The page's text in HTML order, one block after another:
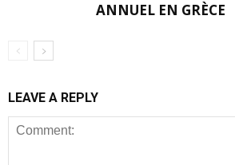
ANNUEL EN GRÈCE
LEAVE A REPLY